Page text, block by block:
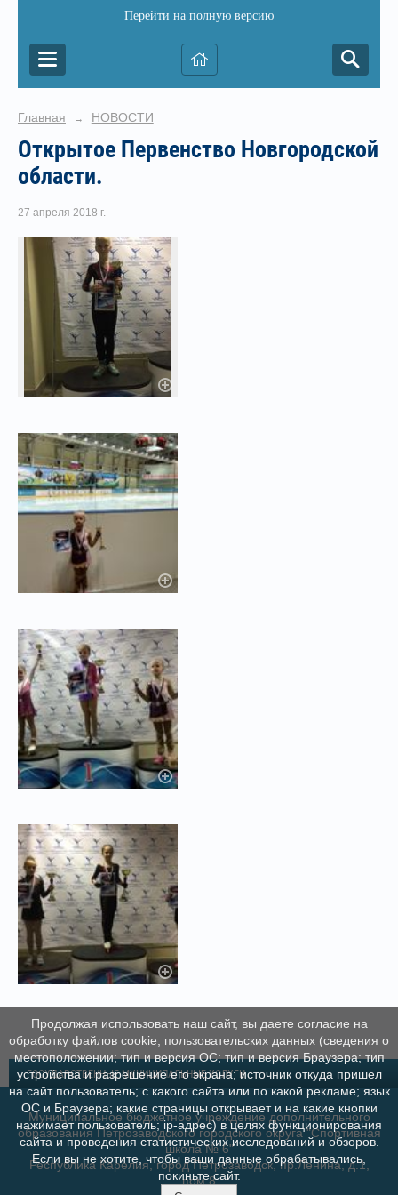
Перейти на полную версию
Главная → НОВОСТИ
Открытое Первенство Новгородской
области.
27 апреля 2018 г.
ГОСУДАРСТВЕННЫЕ МУНИЦИПАЛЬНЫЕ УСЛУГИ
Муниципальное бюджетное учреждение дополнительного
образования Петрозаводского городского округа "Спортивная
школа № 6"
Республика Карелия, город Петрозаводск, пр.Ленина, д.1,
пом.8
Продолжая использовать наш сайт, вы даете согласие на
обработку файлов cookie, пользовательских данных (сведения о
местоположении; тип и версия ОС; тип и версия Браузера; тип
устройства и разрешение его экрана; источник откуда пришел
на сайт пользователь; с какого сайта или по какой рекламе; язык
ОС и Браузера; какие страницы открывает и на какие кнопки
нажимает пользователь; ip-адрес) в целях функционирования
сайта и проведения статистических исследований и обзоров.
Если вы не хотите, чтобы ваши данные обрабатывались,
покиньте сайт.